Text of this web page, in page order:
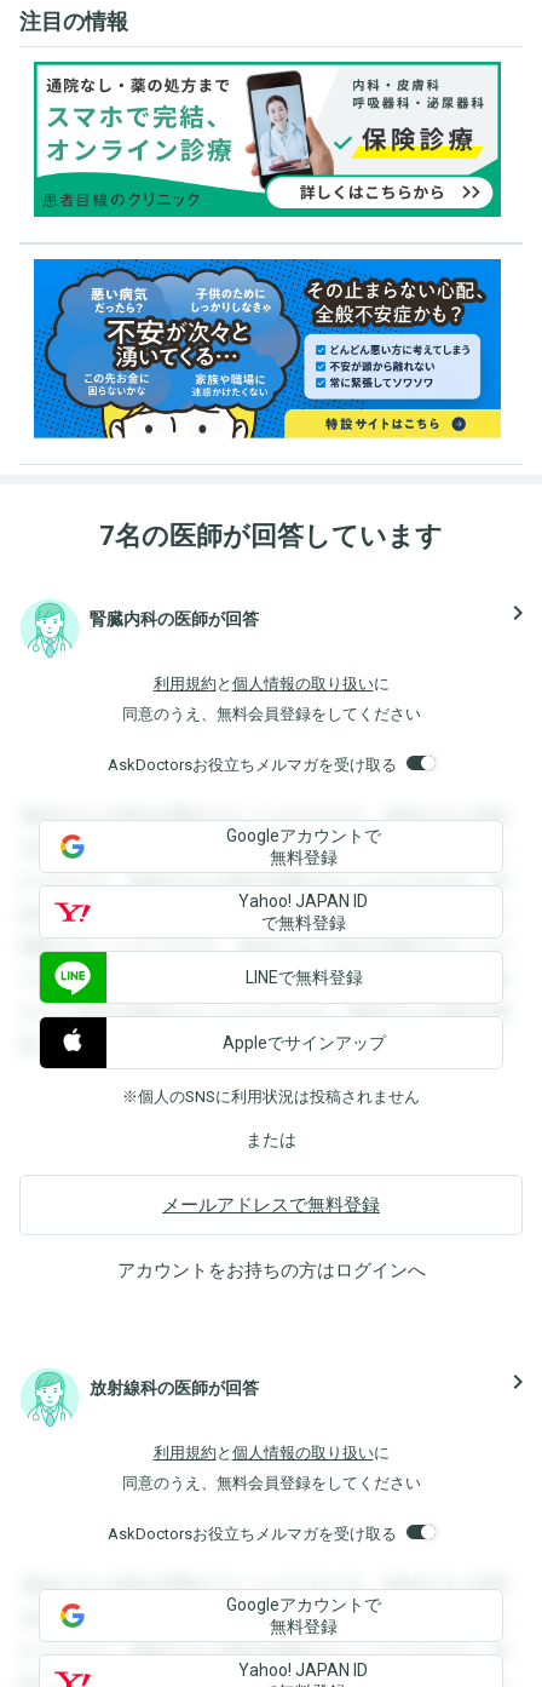
注目の情報
7名の医師が回答しています
腎臓内科の医師が回答 navigate_next
利用規約 と 個人情報の取り扱いに
同意のうえ、無料会員登録をしてください
AskDoctorsお役立ちメルマガを受け取る
登録すると回答を閲覧することができます。登録すると回答
を閲覧することができます。登録すると回答を閲覧すること
ができます。登録すると回答を閲覧することができます。登
録すると回答を閲覧することができます。登録すると回答を
閲覧することができます。登録すると回答を閲覧することが
できます。登録すると回答を閲覧することができます。登録
すると回答を閲覧することができます。登録すると回答を閲
覧することができます。
Googleアカウントで
無料登録
Yahoo! JAPAN ID
で無料登録
LINEで無料登録
Appleでサインアップ
※個人のSNSに利用状況は投稿されません
または
メールアドレスで無料登録
アカウントをお持ちの方はログインへ
放射線科の医師が回答 navigate_next
利用規約 と 個人情報の取り扱いに
同意のうえ、無料会員登録をしてください
AskDoctorsお役立ちメルマガを受け取る
登録すると回答を閲覧することができます。登録すると回答
を閲覧することができます。登録すると回答を閲覧すること
ができます。登録すると回答を閲覧することができます。登
Googleアカウントで
無料登録
Yahoo! JAPAN ID